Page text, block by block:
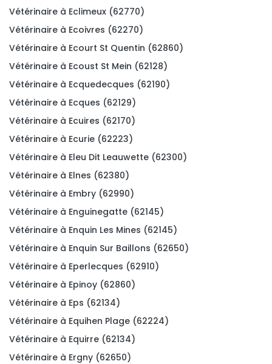
Vétérinaire à Eclimeux (62770)
Vétérinaire à Ecoivres (62270)
Vétérinaire à Ecourt St Quentin (62860)
Vétérinaire à Ecoust St Mein (62128)
Vétérinaire à Ecquedecques (62190)
Vétérinaire à Ecques (62129)
Vétérinaire à Ecuires (62170)
Vétérinaire à Ecurie (62223)
Vétérinaire à Eleu Dit Leauwette (62300)
Vétérinaire à Elnes (62380)
Vétérinaire à Embry (62990)
Vétérinaire à Enguinegatte (62145)
Vétérinaire à Enquin Les Mines (62145)
Vétérinaire à Enquin Sur Baillons (62650)
Vétérinaire à Eperlecques (62910)
Vétérinaire à Epinoy (62860)
Vétérinaire à Eps (62134)
Vétérinaire à Equihen Plage (62224)
Vétérinaire à Equirre (62134)
Vétérinaire à Ergny (62650)